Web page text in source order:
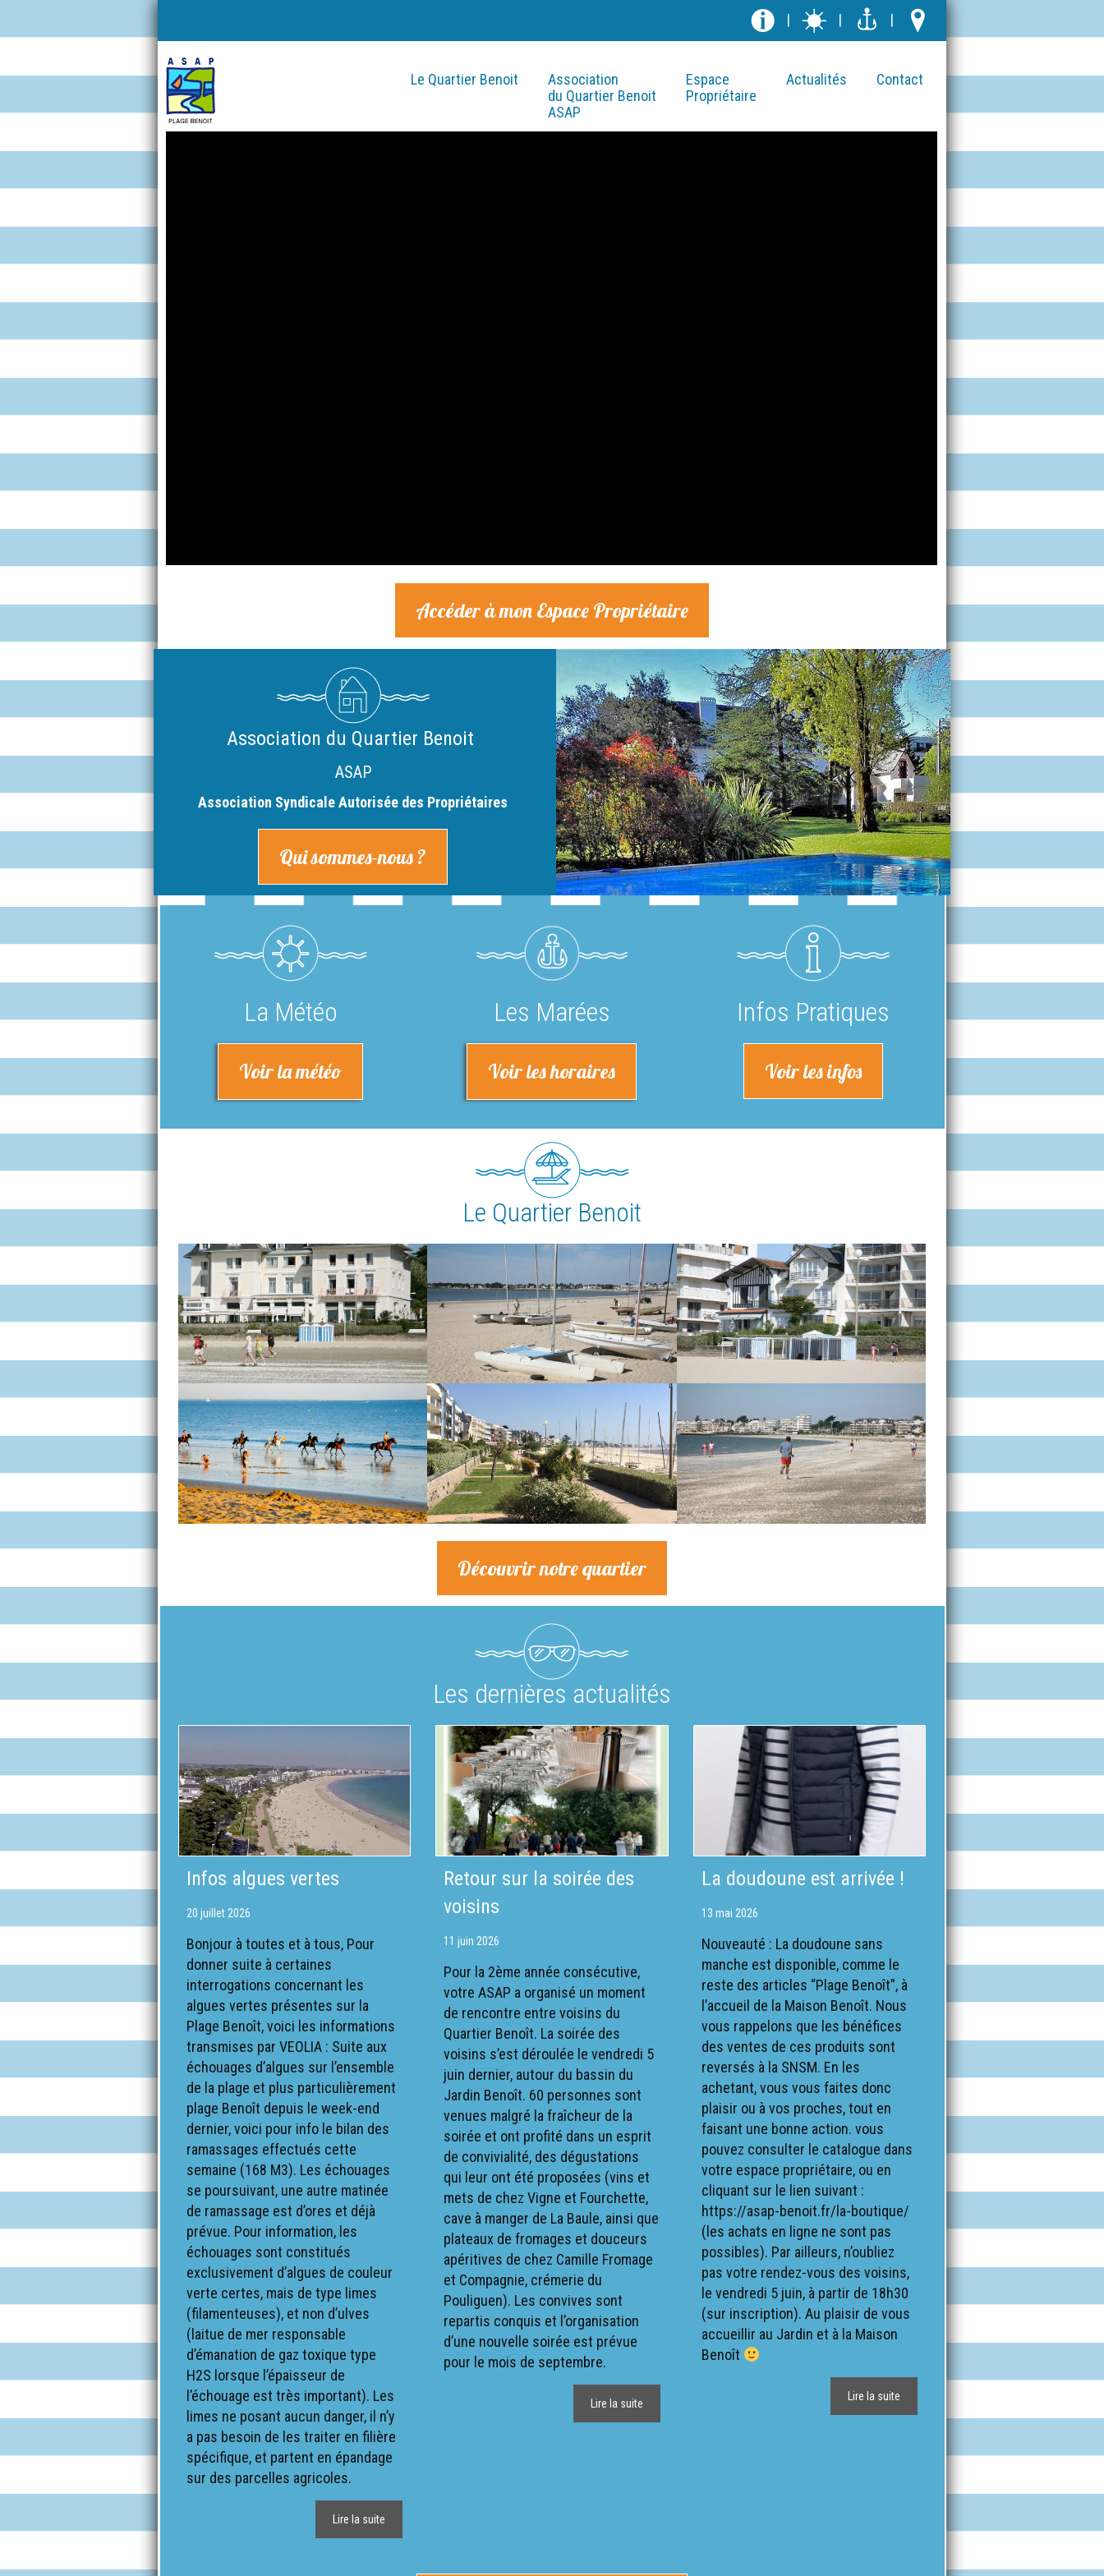
| | |
Le Quartier Benoit
Association
du Quartier Benoit
ASAP
Espace
Propriétaire
Actualités Contact
Accéder à mon Espace Propriétaire
Association du Quartier Benoit
ASAP
Association Syndicale Autorisée des Propriétaires
Qui sommes-nous ?
La Météo
Voir la météo
Les Marées
Voir les horaires
Infos Pratiques
Voir les infos
Le Quartier Benoit
Découvrir notre quartier
Les dernières actualités
Infos algues vertes
20 juillet 2026
Bonjour à toutes et à tous, Pour
donner suite à certaines
interrogations concernant les
algues vertes présentes sur la
Plage Benoît, voici les informations
transmises par VEOLIA : Suite aux
échouages d’algues sur l’ensemble
de la plage et plus particulièrement
plage Benoît depuis le week-end
dernier, voici pour info le bilan des
ramassages effectués cette
semaine (168 M3). Les échouages
se poursuivant, une autre matinée
de ramassage est d’ores et déjà
prévue. Pour information, les
échouages sont constitués
exclusivement d’algues de couleur
verte certes, mais de type limes
(filamenteuses), et non d’ulves
(laitue de mer responsable
d’émanation de gaz toxique type
H2S lorsque l’épaisseur de
l’échouage est très important). Les
limes ne posant aucun danger, il n’y
a pas besoin de les traiter en filière
spécifique, et partent en épandage
sur des parcelles agricoles.
Lire la suite
Retour sur la soirée des
voisins
11 juin 2026
Pour la 2ème année consécutive,
votre ASAP a organisé un moment
de rencontre entre voisins du
Quartier Benoît. La soirée des
voisins s’est déroulée le vendredi 5
juin dernier, autour du bassin du
Jardin Benoît. 60 personnes sont
venues malgré la fraîcheur de la
soirée et ont profité dans un esprit
de convivialité, des dégustations
qui leur ont été proposées (vins et
mets de chez Vigne et Fourchette,
cave à manger de La Baule, ainsi que
plateaux de fromages et douceurs
apéritives de chez Camille Fromage
et Compagnie, crémerie du
Pouliguen). Les convives sont
repartis conquis et l’organisation
d’une nouvelle soirée est prévue
pour le mois de septembre.
Lire la suite
La doudoune est arrivée !
13 mai 2026
Nouveauté : La doudoune sans
manche est disponible, comme le
reste des articles “Plage Benoît”, à
l’accueil de la Maison Benoît. Nous
vous rappelons que les bénéfices
des ventes de ces produits sont
reversés à la SNSM. En les
achetant, vous vous faites donc
plaisir ou à vos proches, tout en
faisant une bonne action. vous
pouvez consulter le catalogue dans
votre espace propriétaire, ou en
cliquant sur le lien suivant :
https://asap-benoit.fr/la-boutique/
(les achats en ligne ne sont pas
possibles). Par ailleurs, n’oubliez
pas votre rendez-vous des voisins,
le vendredi 5 juin, à partir de 18h30
(sur inscription). Au plaisir de vous
accueillir au Jardin et à la Maison
Benoît
Lire la suite